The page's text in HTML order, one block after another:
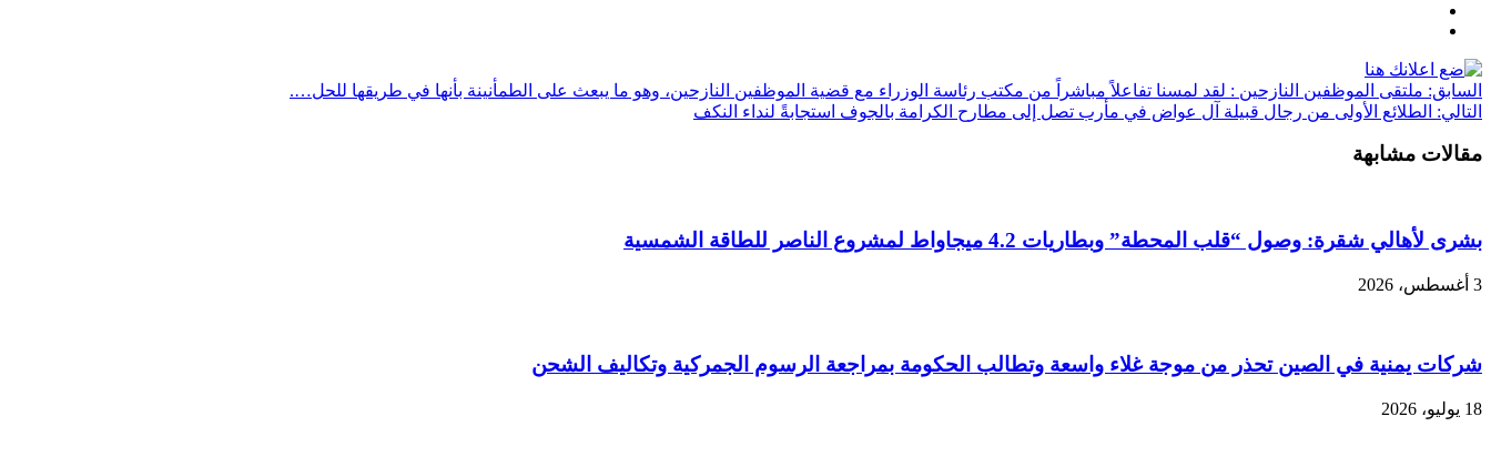
السابق: ملتقى الموظفين النازحين : لقد لمسنا تفاعلاً مباشراً من مكتب رئاسة الوزراء مع قضية الموظفين النازحين، وهو ما يبعث على الطمأنينة بأنها في طريقها للحل….
التالي: الطلائع الأولى من رجال قبيلة آل عواض في مأرب تصل إلى مطارح الكرامة بالجوف استجابةً لنداء النكف
مقالات مشابهة
بشرى لأهالي شقرة: وصول “قلب المحطة” وبطاريات 4.2 ميجاواط لمشروع الناصر للطاقة الشمسية
3 أغسطس، 2026
شركات يمنية في الصين تحذر من موجة غلاء واسعة وتطالب الحكومة بمراجعة الرسوم الجمركية وتكاليف الشحن
18 يوليو، 2026